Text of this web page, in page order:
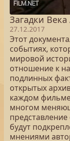
Загадки
27.12.2017
Этот
событиях,
мировой
отношение к
подлинных
открытых
каждом
многом
будут
мнениями